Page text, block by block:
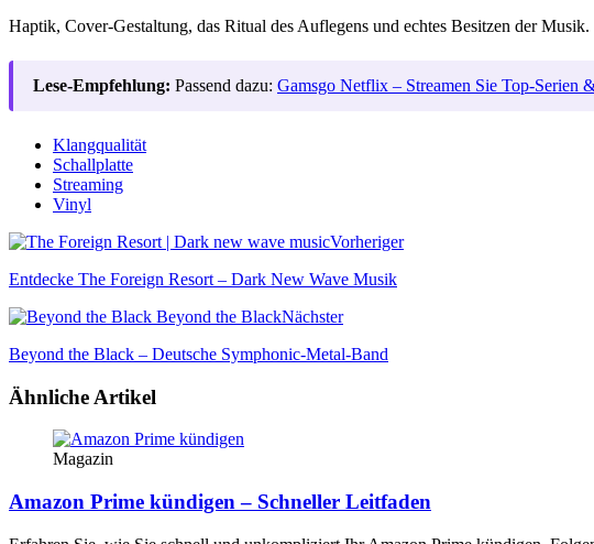
Haptik, Cover-Gestaltung, das Ritual des Auflegens und echtes Besitzen der Musik.
Lese-Empfehlung: Passend dazu: Gamsgo Netflix – Streamen Sie Top-Serien
Klangqualität
Schallplatte
Streaming
Vinyl
Vorheriger
Entdecke The Foreign Resort – Dark New Wave Musik
Nächster
Beyond the Black – Deutsche Symphonic-Metal-Band
Ähnliche Artikel
Magazin
Amazon Prime kündigen – Schneller Leitfaden